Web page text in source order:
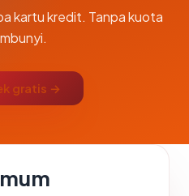
kartu kredit. Tanpa kuota
gratis →